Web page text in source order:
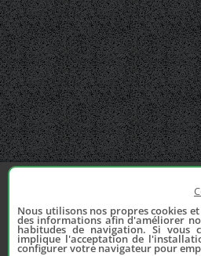
Nous utilisons nos propres cookies
des informations afin d'améliorer
habitudes de navigation. Si vous
implique l'acceptation de
configurer votre navigateur pour